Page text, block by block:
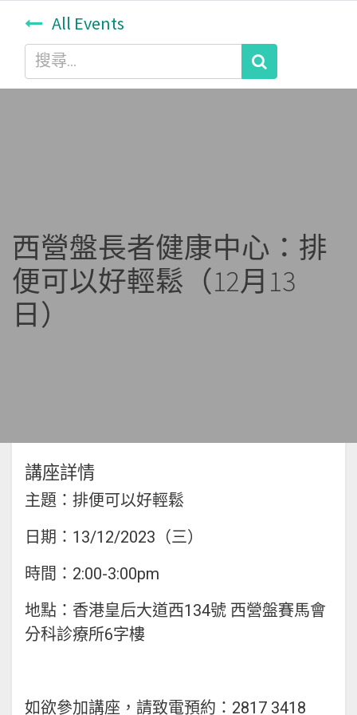
All Events
西營盤長者健康中心：排
便可以好輕鬆（12月13
日）
講座詳情
主題：排便可以好輕鬆
日期：13/12/2023（三）
時間：2:00-3:00pm
地點：香港皇后大道西134號 西營盤賽馬會
分科診療所6字樓
如欲參加講座，請致電預約：2817 3418